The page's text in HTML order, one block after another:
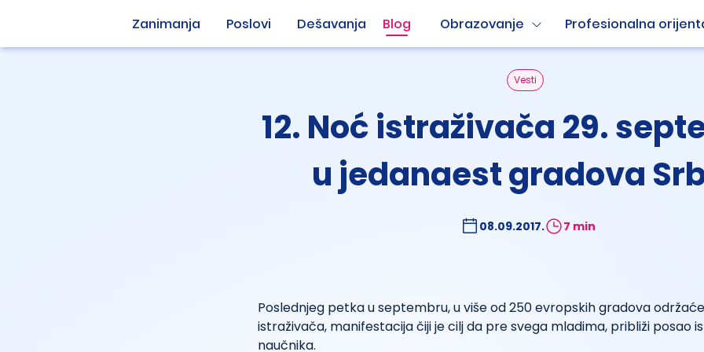
Zanimanja Poslovi Dešavanja Blog Obrazovanje Profesionalna
Vesti
12. Noć istraživača 29.
u jedanaest gradova
08.09.2017. 7 min
Poslednjeg petka u septembru, u više od 250 evropskih gradova održaće
istraživača, manifestacija čiji je cilj da pre svega mladima, približi posao
naučnika.